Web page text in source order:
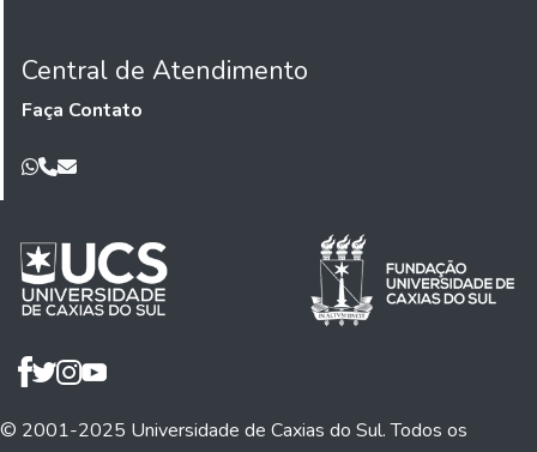
Central de Atendimento
Faça Contato
© 2001-2025 Universidade de Caxias do Sul. Todos os